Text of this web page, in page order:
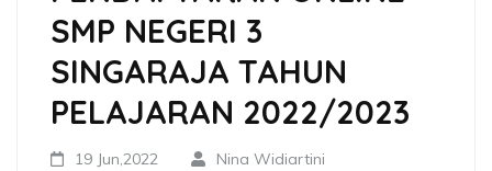
SMP NEGERI 3
SINGARAJA TAHUN
PELAJARAN 2022/2023
19 Jun,2022
Nina Widiartini